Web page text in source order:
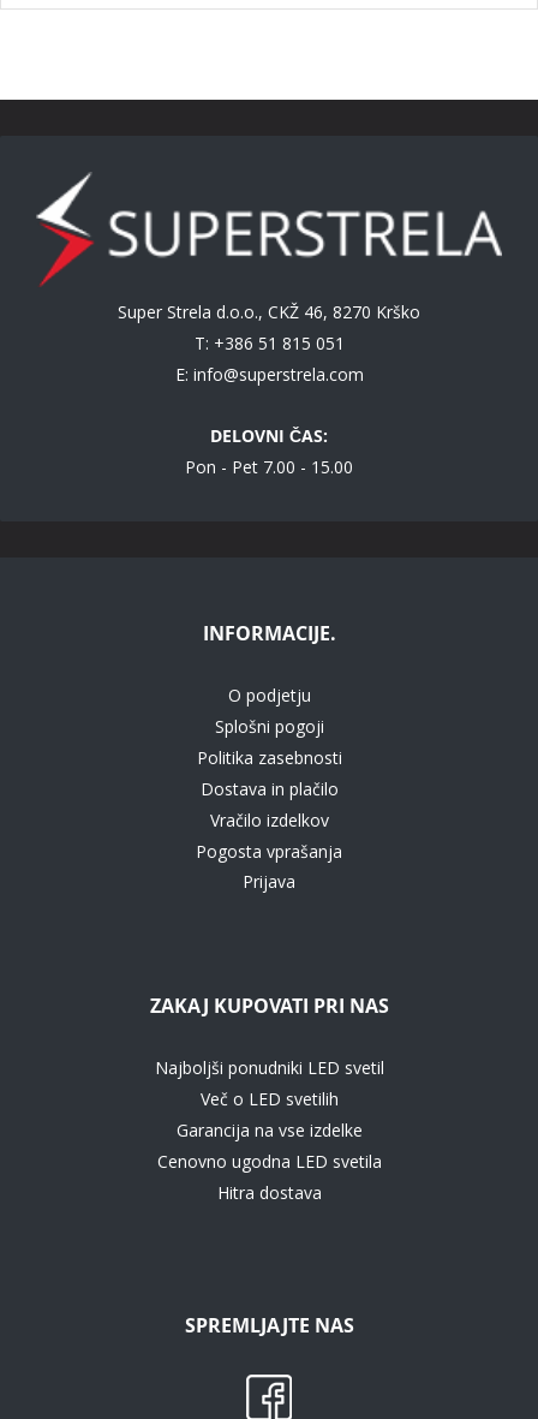
Super Strela d.o.o., CKŽ 46, 8270 Krško
T: +386 51 815 051
E: info@superstrela.com
DELOVNI ČAS:
Pon - Pet 7.00 - 15.00
INFORMACIJE.
O podjetju
Splošni pogoji
Politika zasebnosti
Dostava in plačilo
Vračilo izdelkov
Pogosta vprašanja
Prijava
ZAKAJ KUPOVATI PRI NAS
Najboljši ponudniki LED svetil
Več o LED svetilih
Garancija na vse izdelke
Cenovno ugodna LED svetila
Hitra dostava
SPREMLJAJTE NAS